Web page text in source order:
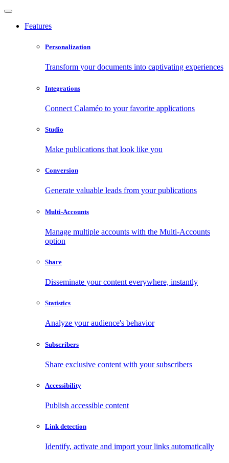
Features
Personalization
Transform your documents into captivating experiences
Integrations
Connect Calaméo to your favorite applications
Studio
Make publications that look like you
Conversion
Generate valuable leads from your publications
Multi-Accounts
Manage multiple accounts with the Multi-Accounts
option
Share
Disseminate your content everywhere, instantly
Statistics
Analyze your audience's behavior
Subscribers
Share exclusive content with your subscribers
Accessibility
Publish accessible content
Link detection
Identify, activate and import your links automatically